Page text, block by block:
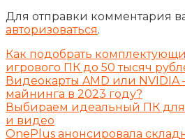
Для отправки комментария
авторизоваться.
Как подобрать
игрового ПК до 50 тысяч
Видеокарты AMD или NVIDIA
майнинга в 2023 году?
Выбираем идеальный ПК для
и видео
OnePlus анонсировала